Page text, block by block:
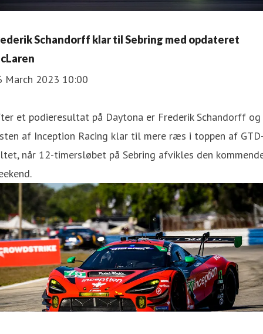
Schandorff klar til Sebring med opdateret
March 2023 10:00
et podieresultat på Daytona er Frederik Schandorff og
af Inception Racing klar til mere ræs i toppen af
når 12-timersløbet på Sebring afvikles den